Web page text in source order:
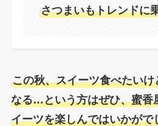
さつまいもトレンドに
この秋、スイーツ食べたい
なる…という方はぜひ、蜜香
イーツを楽しんではいかがで